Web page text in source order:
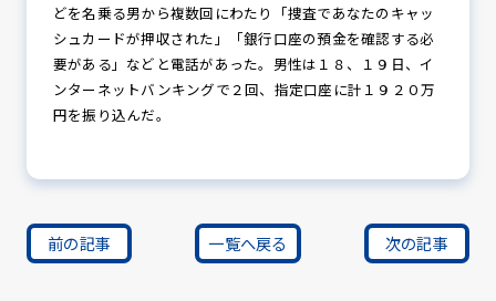
防犯対策情報
防犯協力会について
どを名乗る男から複数回にわたり「捜査であなたのキャッ
シュカードが押収された」「銀行口座の預金を確認する必
要がある」などと電話があった。男性は１８、１９日、イ
ンターネットバンキングで２回、指定口座に計１９２０万
円を振り込んだ。
前の記事 一覧へ戻る 次の記事